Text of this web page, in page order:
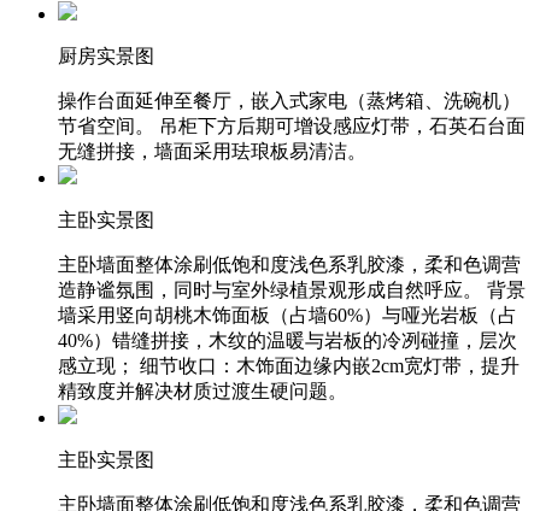
厨房实景图
操作台面延伸至餐厅，嵌入式家电（蒸烤箱、洗碗机）
节省空间。 吊柜下方后期可增设感应灯带，石英石台面
无缝拼接，墙面采用珐琅板易清洁。
主卧实景图
主卧墙面整体涂刷低饱和度浅色系乳胶漆，柔和色调营
造静谧氛围，同时与室外绿植景观形成自然呼应。 背景
墙采用竖向胡桃木饰面板（占墙60%）与哑光岩板（占
40%）错缝拼接，木纹的温暖与岩板的冷冽碰撞，层次
感立现； 细节收口：木饰面边缘内嵌2cm宽灯带，提升
精致度并解决材质过渡生硬问题。
主卧实景图
主卧墙面整体涂刷低饱和度浅色系乳胶漆，柔和色调营